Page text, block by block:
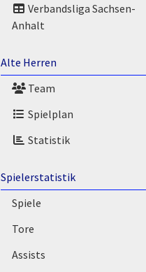
Verbandsliga Sachsen-
Anhalt
Alte Herren
Team
Spielplan
Statistik
Spielerstatistik
Spiele
Tore
Assists